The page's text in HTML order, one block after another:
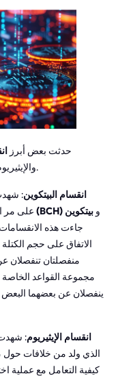
حدثت بعض أبرز
والإيثيريوم. دعنا نلقي نظرة فاحصة على ما حدث.
انقسام البيتكوين:
على مر بيتكوين كاش (BCH) و بيتكوين
الاتفاق على حجم
منفصلتان تنفصلان
مجموعة القواعد الخاصة
ينفصلان عن بعضهما
انقسام الإيثيريوم: شهدت
، الذي
كيفية التعامل مع عملية